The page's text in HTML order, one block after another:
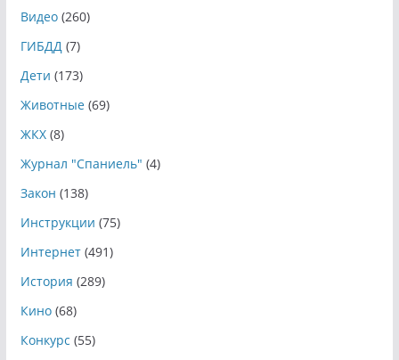
Видео(260)
ГИБДД(7)
Дети (173)
Животные(69)
ЖКХ(8)
Журнал "Спаниель" (4)
Закон (138)
Инструкции (75)
Интернет(491)
История (289)
Кино(68)
Конкурс (55)